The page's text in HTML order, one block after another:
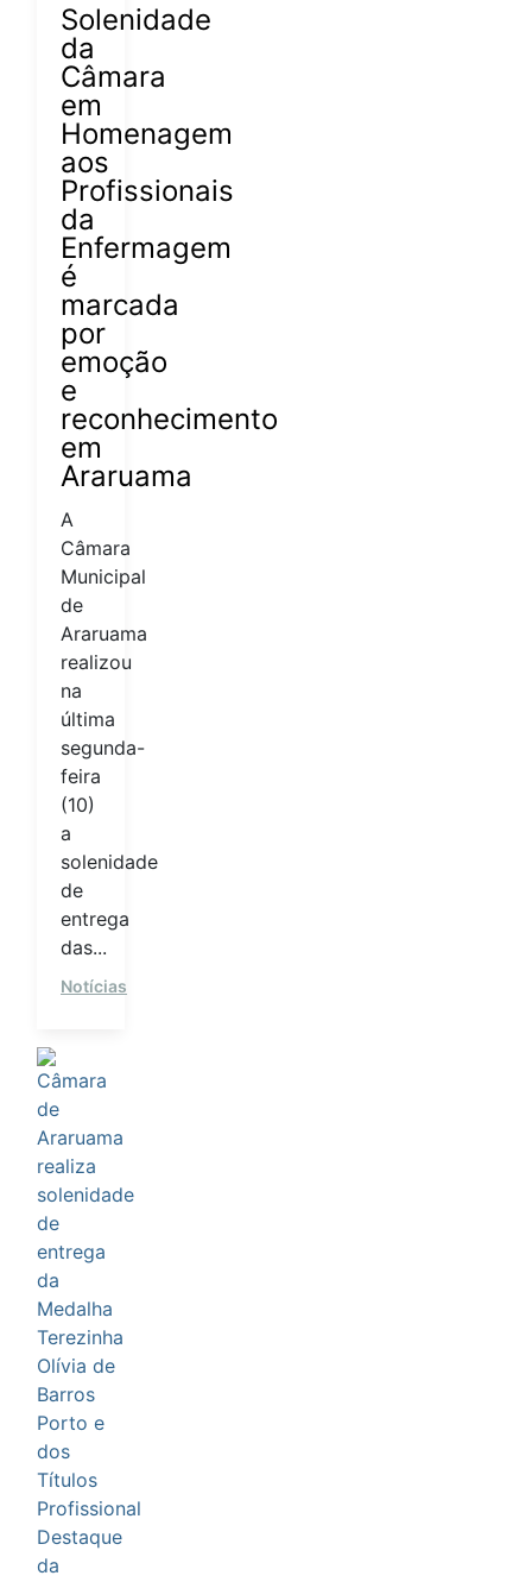
Solenidade
da
Câmara
em
Homenagem
aos
Profissionais
da
Enfermagem
é
marcada
por
emoção
e
reconhecimento
em
Araruama
A
Câmara
Municipal
de
Araruama
realizou
na
última
segunda-
feira
(10)
a
solenidade
de
entrega
das...
Notícias